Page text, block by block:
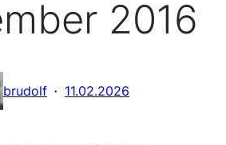
2016
brudolf · 11.02.2026